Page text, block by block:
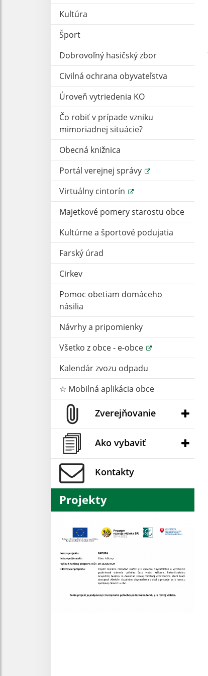
Kultúra
Šport
Dobrovoľný hasičský zbor
Civilná ochrana obyvateľstva
Úroveň vytriedenia KO
Čo robiť v prípade vzniku
mimoriadnej situácie?
Obecná knižnica
Portál verejnej správy
Virtuálny cintorín
Majetkové pomery starostu obce
Kultúrne a športové podujatia
Farský úrad
Cirkev
Pomoc obetiam domáceho
násilia
Návrhy a pripomienky
Všetko z obce - e-obce
Kalendár zvozu odpadu
☆ Mobilná aplikácia obce
Zverejňovanie
Ako vybaviť
Kontakty
Projekty